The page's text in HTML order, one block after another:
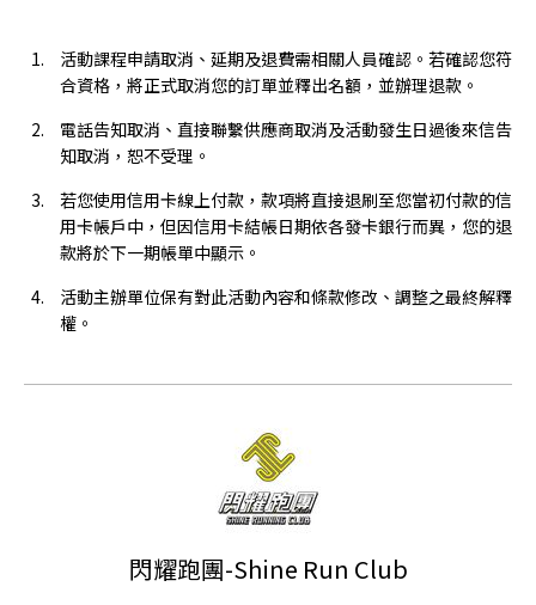
活動課程申請取消、延期及退費需相關人員確認。若確認您符
合資格，將正式取消您的訂單並釋出名額，並辦理退款。
電話告知取消、直接聯繫供應商取消及活動發生日過後來信告
知取消，恕不受理。
若您使用信用卡線上付款，款項將直接退刷至您當初付款的信
用卡帳戶中，但因信用卡結帳日期依各發卡銀行而異，您的退
款將於下一期帳單中顯示。
活動主辦單位保有對此活動內容和條款修改、調整之最終解釋
權。
閃耀跑團-Shine Run Club